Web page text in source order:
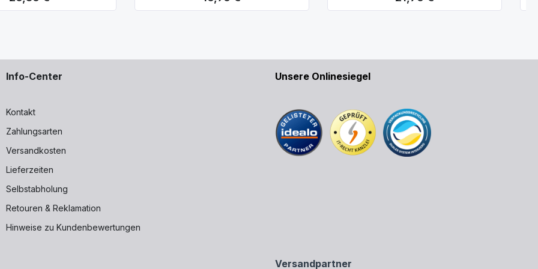
jedoch als Zubehör erhältlich.
Info-Center
Kontakt
Zahlungsarten
Versandkosten
Lieferzeiten
Selbstabholung
Retouren & Reklamation
Hinweise zu Kundenbewertungen
Unsere Onlinesiegel
Versandpartner